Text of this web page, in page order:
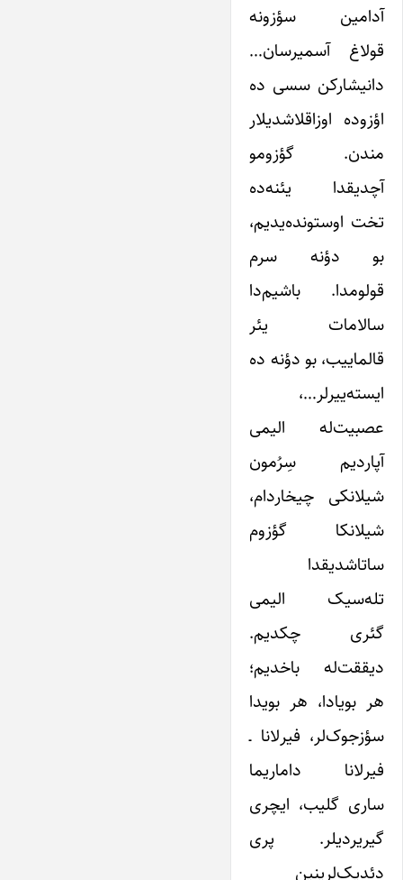
آدامین سؤزونه
قولاغ آسمیرسان…
دانیشارکن سسی ده
اؤزوده اوزاقلاشدیلار
مندن. گؤزومو
آچدیقدا یئنه‌ده
تخت اوستونده‌یدیم،
بو دؤنه سرم
قولومدا. باشیم‌دا
سالامات یئر
قالماییب، بو دؤنه ده
ایسته‌ییرلر…،
عصبیت‌له الیمی
آپاردیم سِرُمون
شیلانکی چیخاردام،
شیلانکا گؤزوم
ساتاشدیقدا
تله‌سیک‌ الیمی
گئری چکدیم.
دیققت‌له باخدیم؛
هر بویادا، هر بویدا
سؤزجوک‌لر، فیرلانا ـ
فیرلانا داماریما
ساری گلیب، ایچری
گیریردیلر. پری
دئدیک‌لرینین